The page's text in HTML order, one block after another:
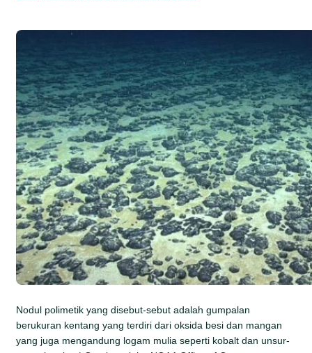
Nodul polimetik yang disebut-sebut adalah gumpalan
berukuran kentang yang terdiri dari oksida besi dan mangan
yang juga mengandung logam mulia seperti kobalt dan unsur-